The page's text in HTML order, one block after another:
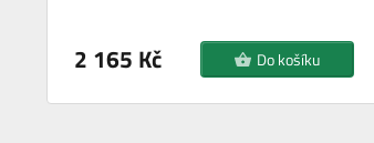
2 165 Kč Do košíku